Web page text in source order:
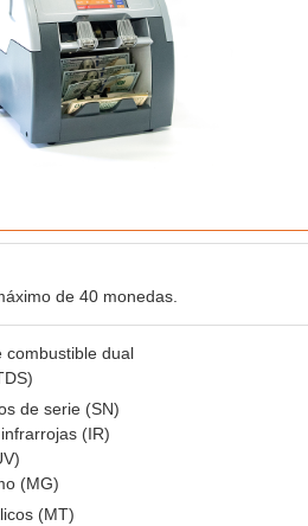
de 40 monedas.
combustible dual
de serie (SN)
(IR)
(MG)
(MT)